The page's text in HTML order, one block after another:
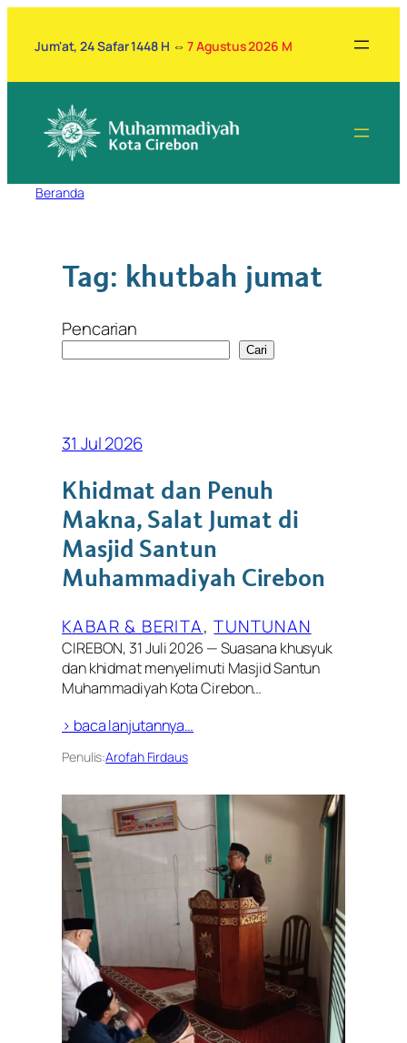
Jum'at, 24 Safar 1448 H ⇔7 Agustus 2026 M
Beranda
Tag: khutbah jumat
Pencarian
Cari
31 Jul 2026
Khidmat dan Penuh
Makna, Salat Jumat di
Masjid Santun
Muhammadiyah Cirebon
KABAR & BERITA, TUNTUNAN
CIREBON, 31 Juli 2026 — Suasana khusyuk
dan khidmat menyelimuti Masjid Santun
Muhammadiyah Kota Cirebon…
> baca lanjutannya…
Penulis:Arofah Firdaus